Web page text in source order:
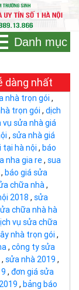
Danh mục
dàng nhất
nhà trọn gói ,
trọn gói , dịch
vụ sửa nhà giá
, sửa nhà giá
tại hà nội , báo
nha gia re, sua
, báo giá sửa
chữa nhà,
2018 , sửa
chữa nhà hà
vụ sửa chữa
nhà trọn gói ,
, công ty sửa
, sửa nhà 2019 ,
, đơn giá sửa
, bảng báo